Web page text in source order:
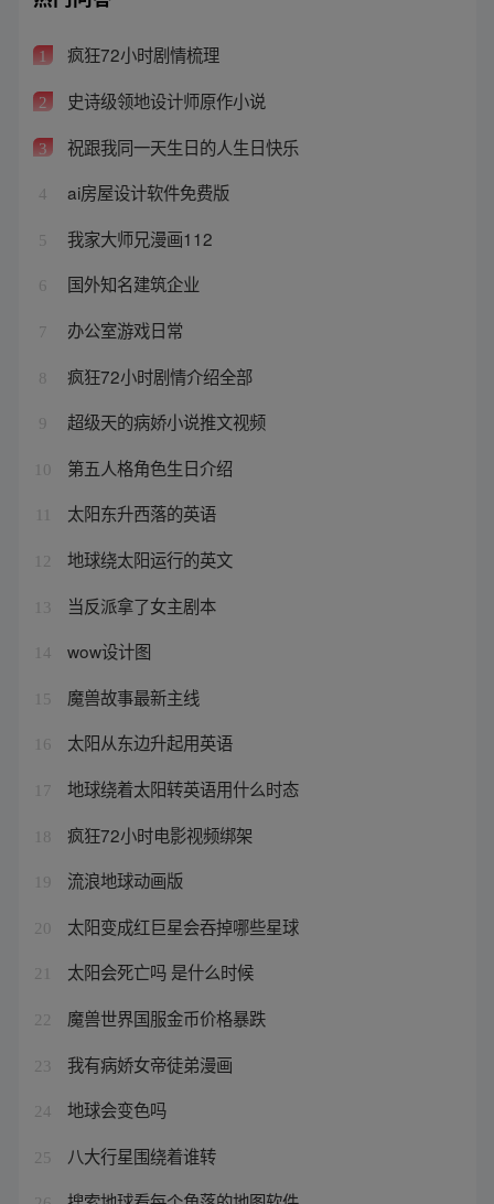
1 疯狂72小时剧情梳理
2 史诗级领地设计师原作小说
3 祝跟我同一天生日的人生日快乐
4 ai房屋设计软件免费版
5 我家大师兄漫画112
6 国外知名建筑企业
7 办公室游戏日常
8 疯狂72小时剧情介绍全部
9 超级天的病娇小说推文视频
10 第五人格角色生日介绍
太阳东升西落的英语
12 地球绕太阳运行的英文
13 当反派拿了女主剧本
14 wow设计图
15 魔兽故事最新主线
16 太阳从东边升起用英语
17 地球绕着太阳转英语用什么时态
18 疯狂72小时电影视频绑架
19 流浪地球动画版
20 太阳变成红巨星会吞掉哪些星球
21 太阳会死亡吗 是什么时候
22 魔兽世界国服金币价格暴跌
23 我有病娇女帝徒弟漫画
24 地球会变色吗
25 八大行星围绕着谁转